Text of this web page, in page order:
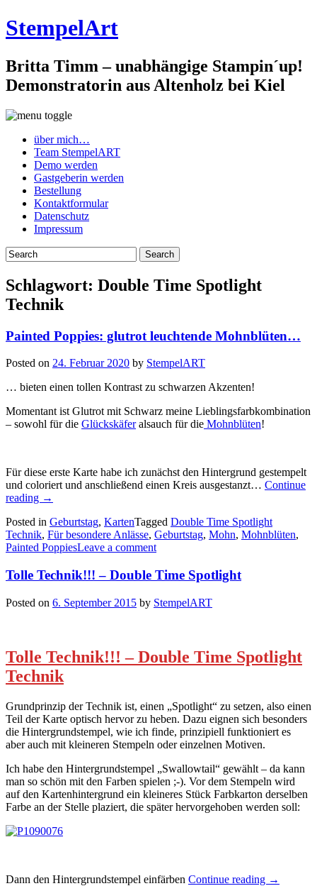
StempelArt
Britta Timm – unabhängige Stampin´up!
Demonstratorin aus Altenholz bei Kiel
über mich…
Team StempelART
Demo werden
Gastgeberin werden
Bestellung
Kontaktformular
Datenschutz
Impressum
Schlagwort: Double Time Spotlight
Technik
Painted Poppies: glutrot leuchtende Mohnblüten…
Posted on 24. Februar 2020 by StempelART
… bieten einen tollen Kontrast zu schwarzen Akzenten!
Momentant ist Glutrot mit Schwarz meine Lieblingsfarbkombination
– sowohl für die Glückskäferalsauch für die Mohnblüten!
Für diese erste Karte habe ich zunächst den Hintergrund gestempelt
und coloriert und anschließend einen Kreis ausgestanzt… Continue
reading „Painted
glutrot
leuchtende
Mohnblüten…“
→
Posted in Geburtstag, KartenTagged Double Time Spotlight
Technik, Für besondere Anlässe, Geburtstag, Mohn, Mohnblüten,
Painted PoppiesLeave a comment
Tolle Technik!!! – Double Time Spotlight
Posted on 6. September 2015 by StempelART
Tolle Technik!!! – Double Time Spotlight
Technik
Grundprinzip der Technik ist, einen „Spotlight“ zu setzen, also einen
Teil der Karte optisch hervor zu heben. Dazu eignen sich besonders
die Hintergrundstempel, wie ich finde, prinzipiell funktioniert es
aber auch mit kleineren Stempeln oder einzelnen Motiven.
Ich habe den Hintergrundstempel „Swallowtail“ gewählt – da kann
man so schön mit den Farben spielen ;-). Vor dem Stempeln wird
auf den Kartenhintergrund ein kleineres Stück Farbkarton derselben
Farbe an der Stelle plaziert, die später hervorgehoben werden soll:
Dann den Hintergrundstempel einfärben Continue reading „Tolle
→